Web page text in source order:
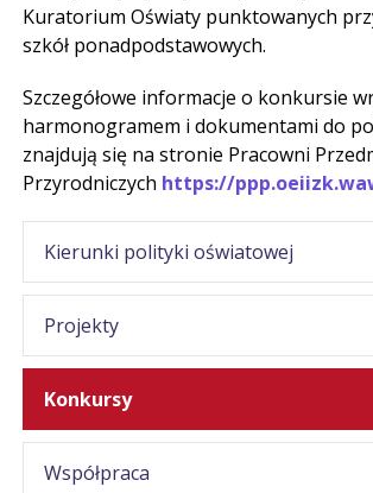
Kuratorium Oświaty punktowanych
szkół ponadpodstawowych.
Szczegółowe informacje o konkursie
harmonogramem i dokumentami do
znajdują się na stronie Pracowni
Przyrodniczych https://
Kierunki polityki oświatowej
Projekty
Konkursy
Współpraca